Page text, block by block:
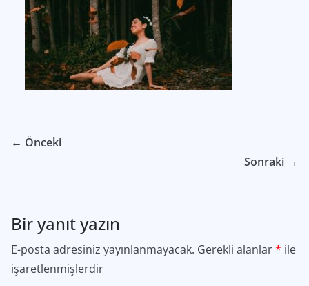
← Önceki
Sonraki →
Bir yanıt yazın
E-posta adresiniz yayınlanmayacak. Gerekli alanlar* ile
işaretlenmişlerdir